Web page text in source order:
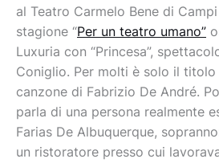
al Teatro Carmelo Bene di
stagione “Per un teatro umano”
Luxuria con “Princesa”,
Coniglio. Per molti è solo il titolo
canzone di Fabrizio De André.
parla di una persona realmente
Farias De Albuquerque,
un ristoratore presso cui